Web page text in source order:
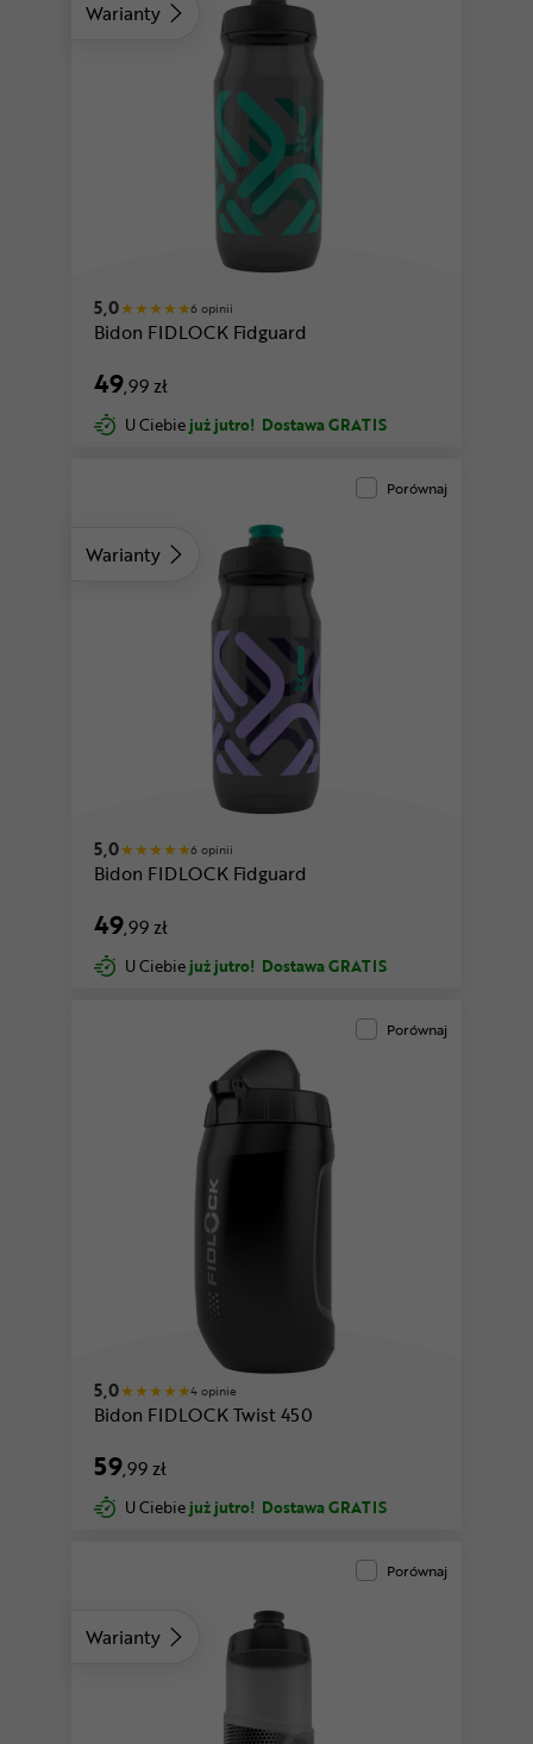
Warianty
czarny-bezbarwny-koralowy
5,0 6 opinii
Bidon FIDLOCK Fidguard
49,99 zł
U Ciebie już jutro! Dostawa GRATIS
Warianty
czarny-bezbarwny-koralowy
Porównaj
5,0 6 opinii
Bidon FIDLOCK Fidguard
49,99 zł
U Ciebie już jutro! Dostawa GRATIS
Porównaj
5,0 4 opinie
Bidon FIDLOCK Twist 450
59,99 zł
U Ciebie już jutro! Dostawa GRATIS
Warianty
Porównaj